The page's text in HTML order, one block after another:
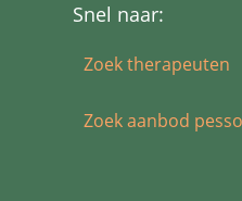
Snel naar:
Zoek therapeuten
Zoek aanbod